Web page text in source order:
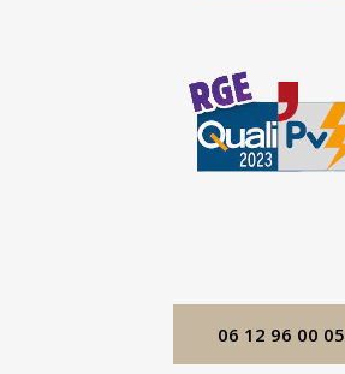
06 12 96 00 05